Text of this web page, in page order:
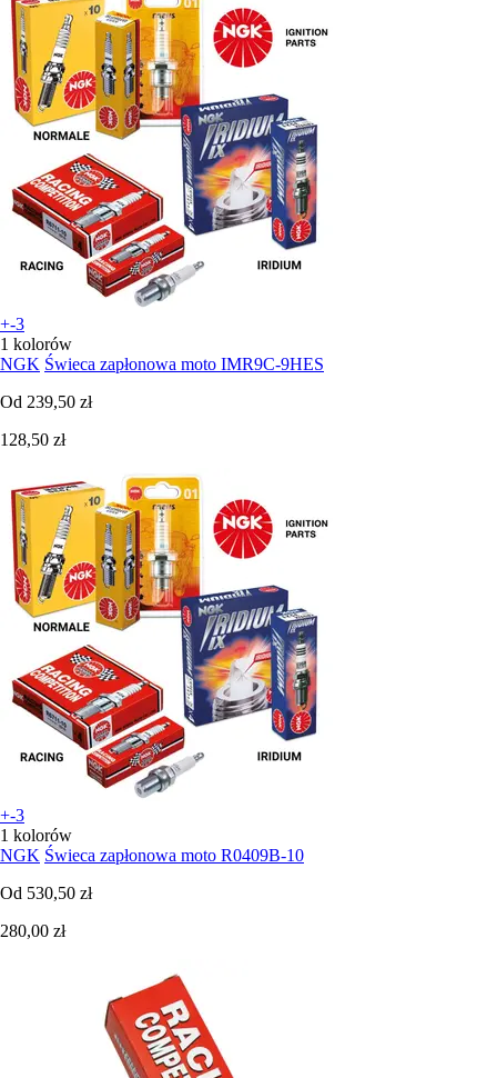
+-3
1 kolorów
NGK Świeca zapłonowa moto IMR9C-9HES
Od 239,50 zł
128,50 zł
+-3
1 kolorów
NGK Świeca zapłonowa moto R0409B-10
Od 530,50 zł
280,00 zł